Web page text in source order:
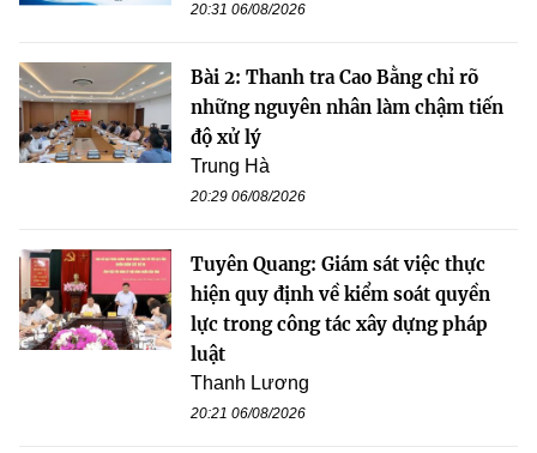
20:31 06/08/2026
Bài 2: Thanh tra Cao Bằng chỉ rõ
những nguyên nhân làm chậm tiến
độ xử lý
Trung Hà
20:29 06/08/2026
Tuyên Quang: Giám sát việc thực
hiện quy định về kiểm soát quyền
lực trong công tác xây dựng pháp
luật
Thanh Lương
20:21 06/08/2026